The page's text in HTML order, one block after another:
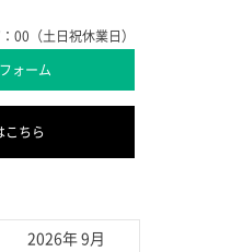
00（土日祝休業日）
ォーム
こちら
2026年 9月